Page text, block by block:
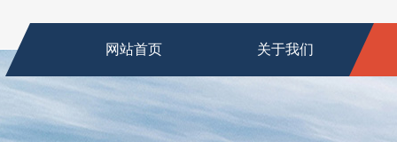
网站首页 关于我们